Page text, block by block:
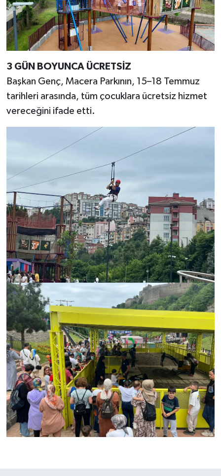
3 GÜN BOYUNCA ÜCRETSİZ
Başkan Genç, Macera Parkının, 15–18 Temmuz
tarihleri arasında, tüm çocuklara ücretsiz hizmet
vereceğini ifade etti.